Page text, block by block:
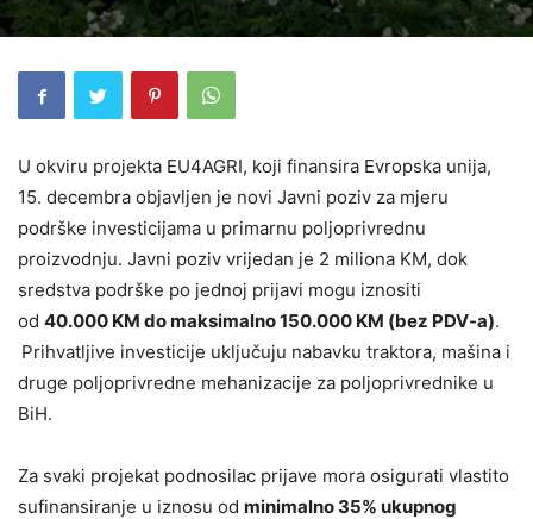
U okviru projekta EU4AGRI, koji finansira Evropska unija,
15. decembra objavljen je novi Javni poziv za mjeru
podrške investicijama u primarnu poljoprivrednu
proizvodnju. Javni poziv vrijedan je 2 miliona KM, dok
sredstva podrške po jednoj prijavi mogu iznositi
od 40.000 KM do maksimalno 150.000 KM (bez PDV-a).
Prihvatljive investicije uključuju nabavku traktora, mašina i
druge poljoprivredne mehanizacije za poljoprivrednike u
BiH.
Za svaki projekat podnosilac prijave mora osigurati vlastito
sufinansiranje u iznosu od minimalno 35% ukupnog